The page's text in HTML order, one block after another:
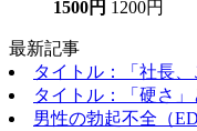
1500円 1200円
最新記事
タイトル：「社長
タイトル：「硬さ
男性の勃起不全（